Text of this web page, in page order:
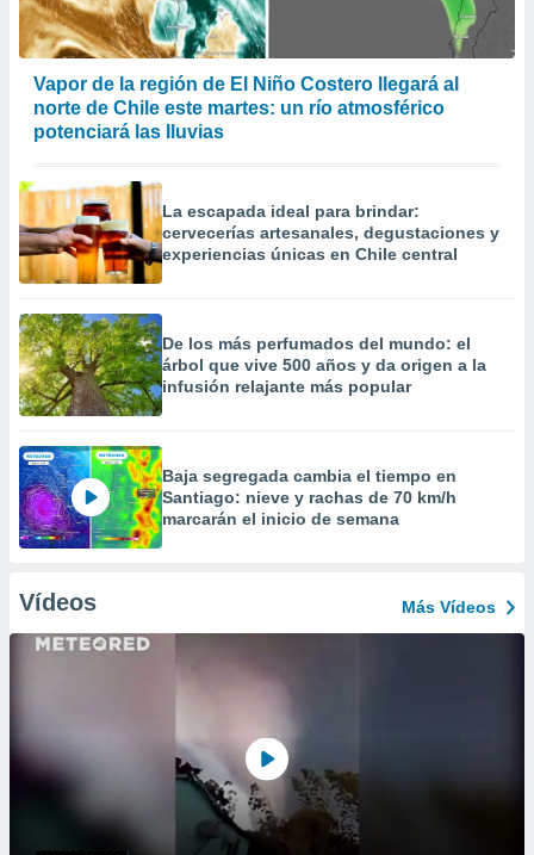
Vapor de la región de El Niño Costero llegará al
norte de Chile este martes: un río atmosférico
potenciará las lluvias
La escapada ideal para brindar:
cervecerías artesanales, degustaciones y
experiencias únicas en Chile central
De los más perfumados del mundo: el
árbol que vive 500 años y da origen a la
infusión relajante más popular
Baja segregada cambia el tiempo en
Santiago: nieve y rachas de 70 km/h
marcarán el inicio de semana
Vídeos Más Vídeos